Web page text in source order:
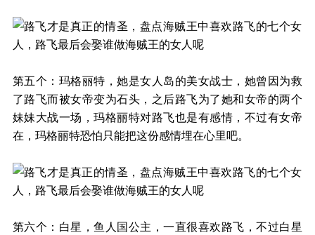
第五个：玛格丽特，她是女人岛的美女战士，她曾因为救
了路飞而被女帝变为石头，之后路飞为了她和女帝的两个
妹妹大战一场，玛格丽特对路飞也是有感情，不过有女帝
在，玛格丽特恐怕只能把这份感情埋在心里吧。
第六个：白星，鱼人国公主，一直很喜欢路飞，不过白星